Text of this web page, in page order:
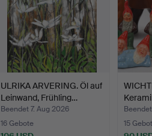
ULRIKA ARVERING. Öl auf
Leinwand, Frühling…
Beendet 7. Aug 2026
16 Gebote
15